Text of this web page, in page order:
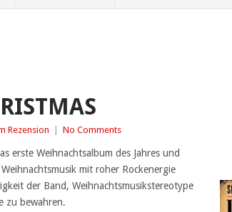
Rezension No Comments
erste Weihnachtsalbum des Jahres und
mit roher Rockenergie
der Band, Weihnachtsmusikstereotype
zu bewahren.